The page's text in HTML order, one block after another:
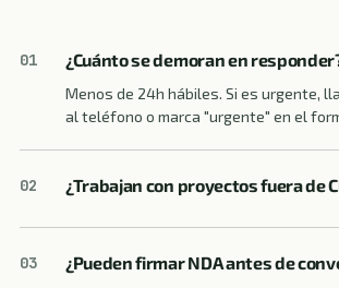
01 ¿Cuánto se demoran en
Menos de 24h hábiles. Si es urgente,
al teléfono o marca "urgente" en el
02 ¿Trabajan con proyectos fuera de
03 ¿Pueden firmar NDA antes de